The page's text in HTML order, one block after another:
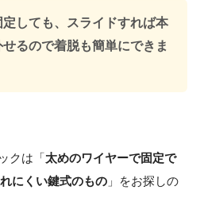
しても、スライドすれば本
るので着脱も簡単にできま
クは「太めのワイヤーで固定で
にくい鍵式のもの 」をお探しの